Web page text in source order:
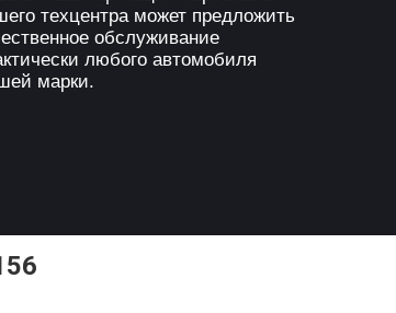
техцентра может предложить
обслуживание
любого автомобиля
марки.